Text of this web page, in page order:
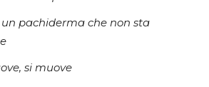
pachiderma che non sta
si muove